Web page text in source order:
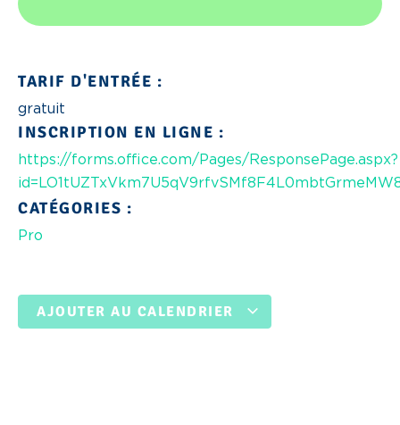
TARIF D'ENTRÉE :
gratuit
INSCRIPTION EN LIGNE :
https://forms.office.com/Pages/ResponsePage.aspx?
CATÉGORIES :
Pro
AJOUTER AU CALENDRIER